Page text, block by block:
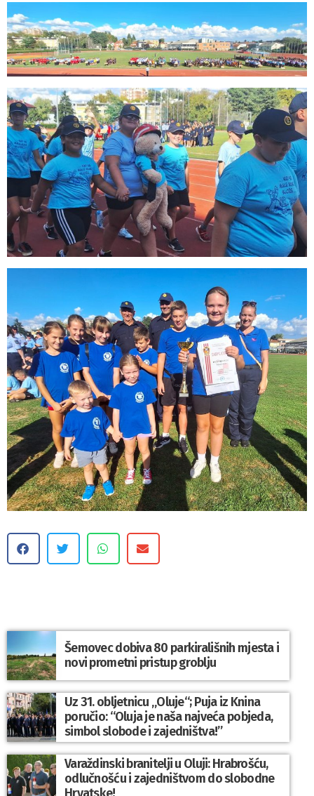
Šemovec dobiva 80 parkirališnih mjesta i
novi prometni pristup groblju
Uz 31. obljetnicu „Oluje“; Puja iz Knina
poručio: “Oluja je naša najveća pobjeda,
simbol slobode i zajedništva!”
Varaždinski branitelji u Oluji: Hrabrošću,
odlučnošću i zajedništvom do slobodne